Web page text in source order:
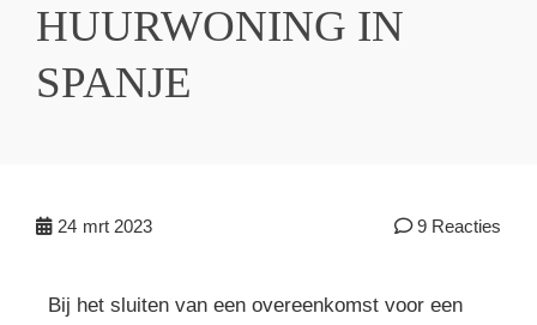
HUURWONING IN
SPANJE
24 mrt 2023 9 Reacties
Bij het sluiten van een overeenkomst voor een